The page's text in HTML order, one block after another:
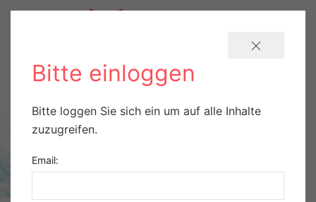
Bitte einloggen
Bitte loggen Sie sich ein um auf alle Inhalte
zuzugreifen.
Email: